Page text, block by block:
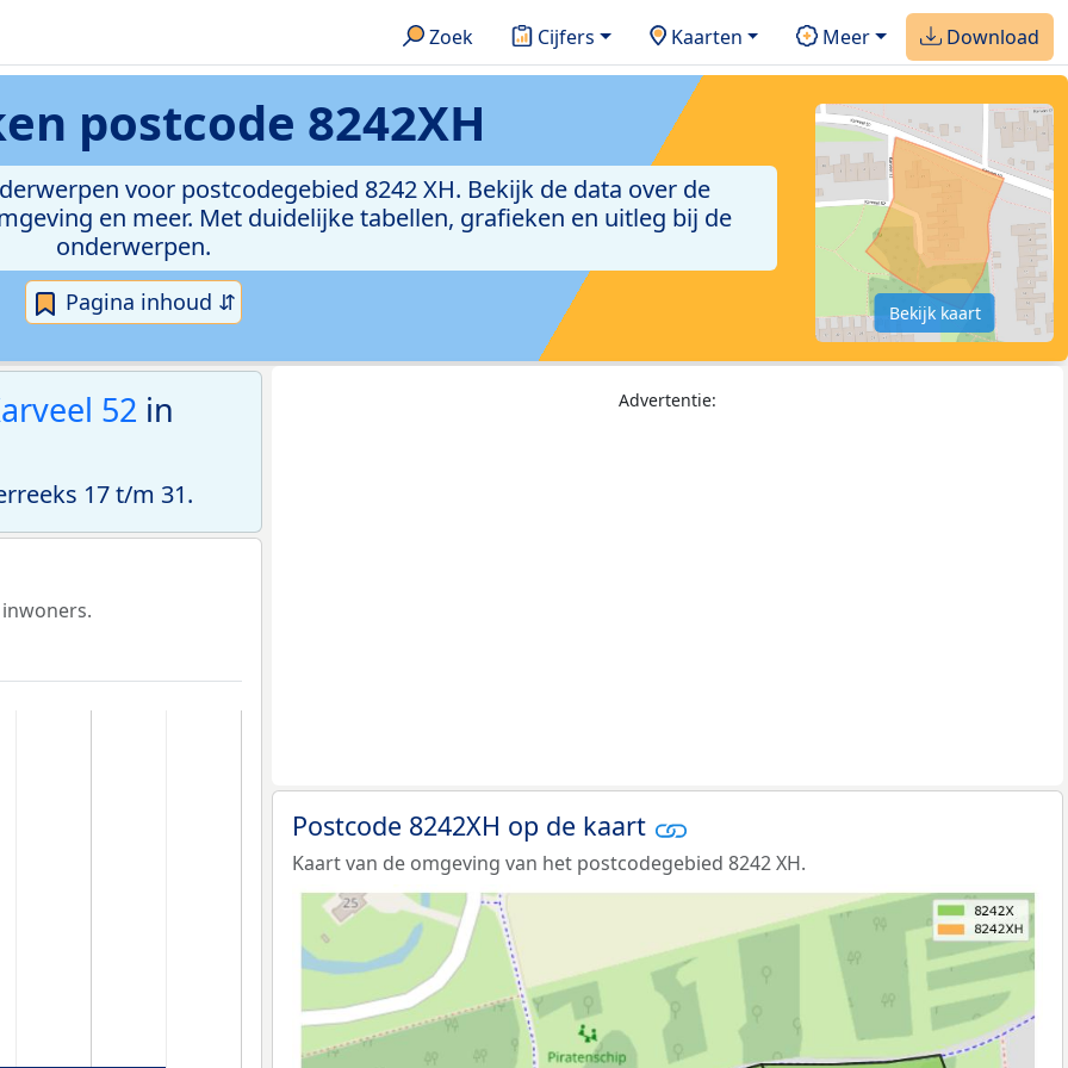
Zoek Cijfers Kaarten Meer Download
postcode 8242XH
voor postcodegebied 8242 XH. Bekijk de data over de
en meer. Met duidelijke tabellen, grafieken en uitleg bij de
onderwerpen.
Pagina inhoud ⇵ Bekijk kaart
52 in
17 t/m 31.
Advertentie:
Postcode 8242XH op de kaart
Kaart van de omgeving van het postcodegebied 8242 XH.